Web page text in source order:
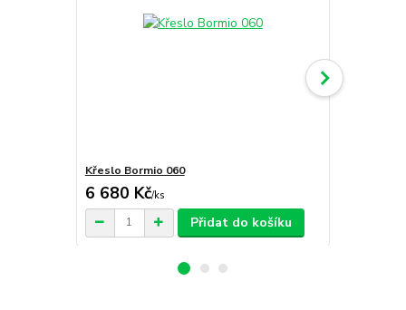
Křeslo Bormio 060
6 680 Kč/ks
Přidat do košíku